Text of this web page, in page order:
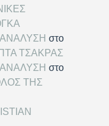
στο
ΤΣΑΚΡΑΣ
στο
ΤΗΣ